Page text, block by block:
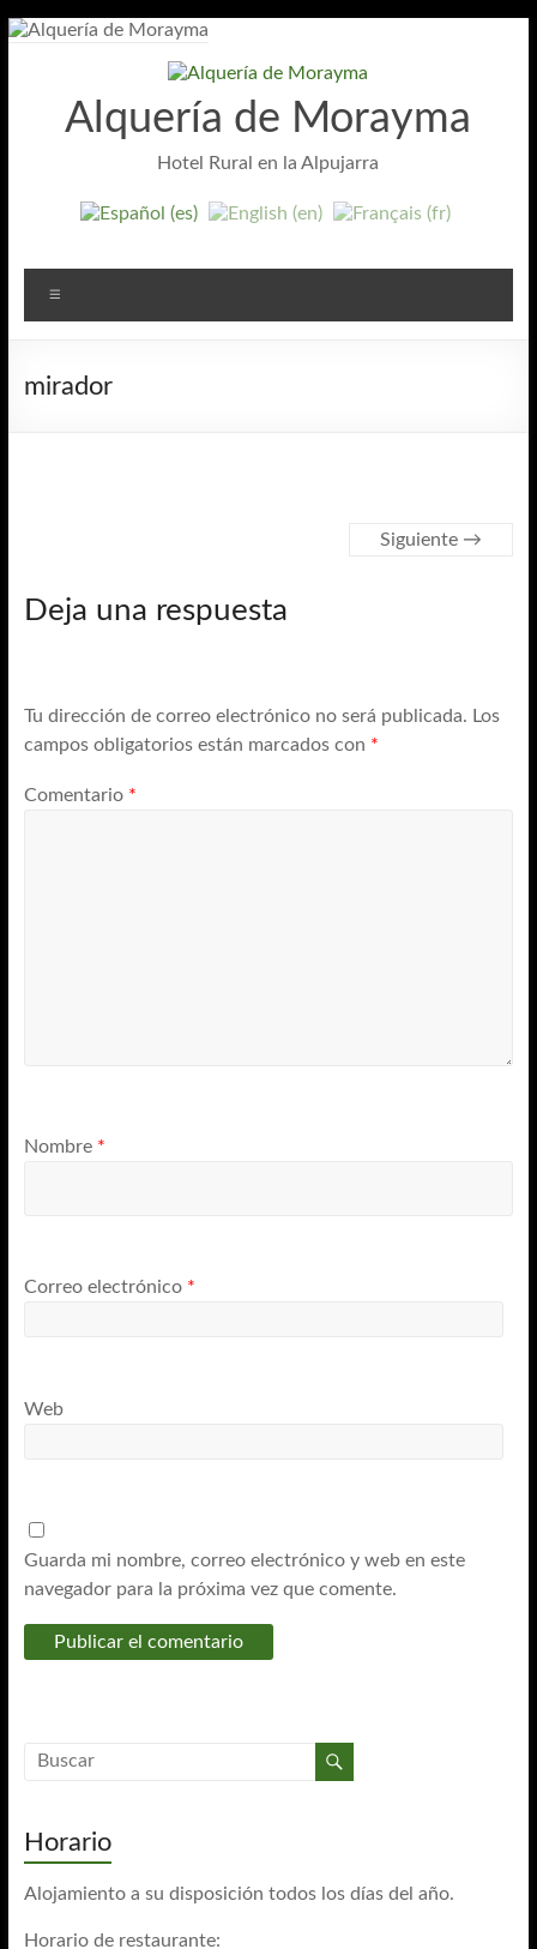
Saltar
Alquería de Morayma
Hotel Rural en la Alpujarra
mirador
Siguiente →
Deja una respuesta
Tu dirección de correo electrónico no será publicada. Los
campos obligatorios están marcados con *
Comentario *
Nombre *
Correo electrónico *
Web
Guarda mi nombre, correo electrónico y web en este
navegador para la próxima vez que comente.
Horario
Alojamiento a su disposición todos los días del año.
Horario de restaurante: